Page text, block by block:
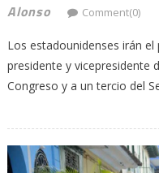
Alonso
Comment(0)
Los estadounidenses irán
presidente y vicepresidente
Congreso y a un tercio del